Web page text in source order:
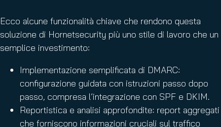
Ecco alcune funzionalità chiave che rendono questa
soluzione di Hornetsecurity più uno stile di lavoro che un
semplice investimento:
Implementazione semplificata di DMARC:
configurazione guidata con istruzioni passo dopo
passo, compresa l’integrazione con SPF e DKIM.
Reportistica e analisi approfondite: report aggregati
che forniscono informazioni cruciali sul traffico